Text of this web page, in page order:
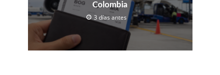
Colombia
3 días antes